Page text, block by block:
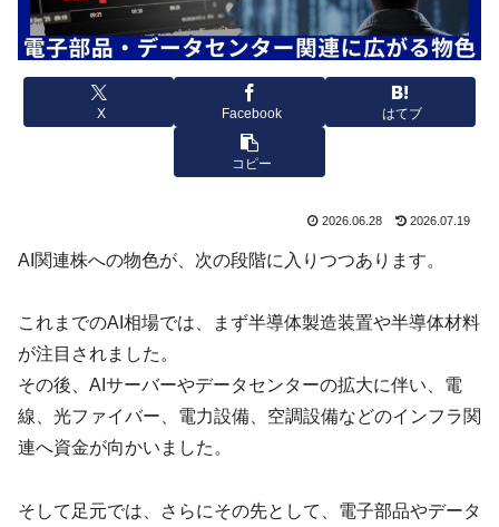
X Facebook はてブ
コピー
2026.06.28 2026.07.19
AI関連株への物色が、次の段階に入りつつあります。
これまでのAI相場では、まず半導体製造装置や半導体材料
が注目されました。
その後、AIサーバーやデータセンターの拡大に伴い、電
線、光ファイバー、電力設備、空調設備などのインフラ関
連へ資金が向かいました。
そして足元では、さらにその先として、電子部品やデータ